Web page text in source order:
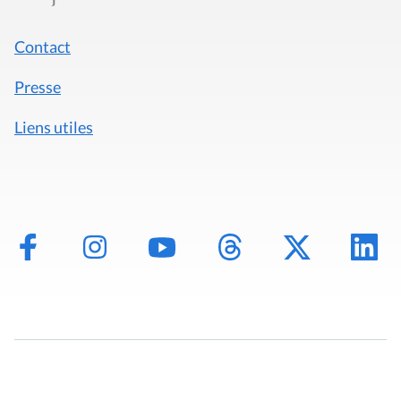
Contact
Presse
Liens utiles